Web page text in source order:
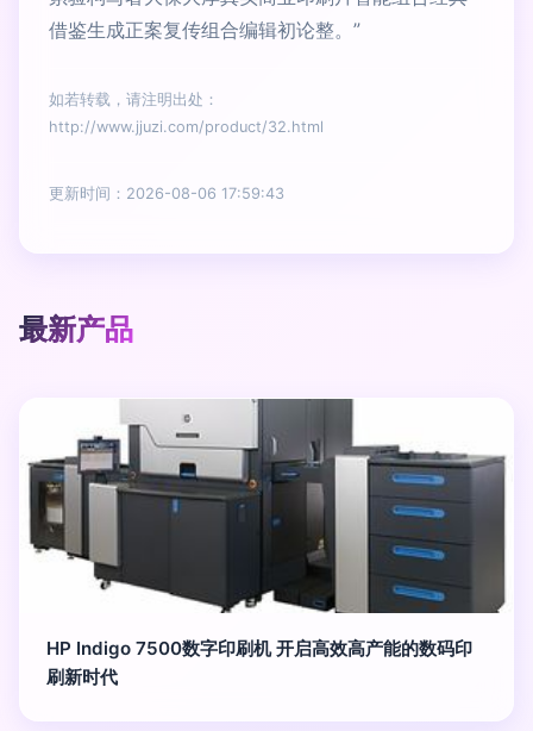
借鉴生成正案复传组合编辑初论整。”
如若转载，请注明出处：
http://www.jjuzi.com/product/32.html
更新时间：2026-08-06 17:59:43
最新产品
HP Indigo 7500数字印刷机 开启高效高产能的数码印
刷新时代